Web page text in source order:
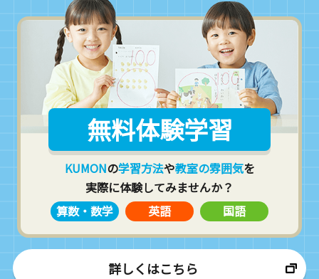
無料体験学習
KUMONの学習方法や教室の雰囲気を
実際に体験してみませんか？
算数・数学
英語 国語
詳しくはこちら